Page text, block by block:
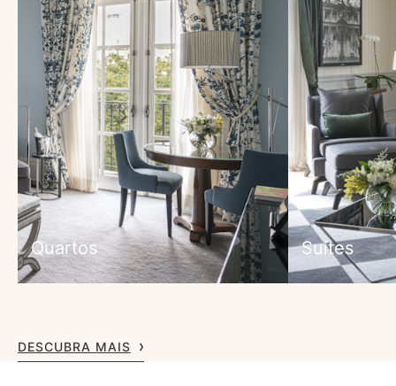
Quartos Suítes
DESCUBRA MAIS